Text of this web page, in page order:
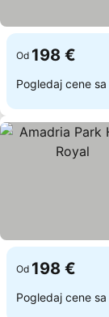
Od 198 €
Pogledaj cene sa
Od 198 €
Pogledaj cene sa